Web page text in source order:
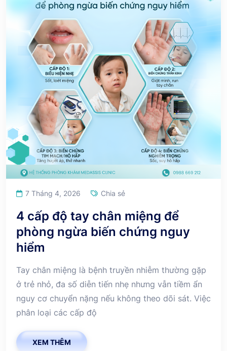
7 Tháng 4, 2026 Chia sẻ
4 cấp độ tay chân miệng để
phòng ngừa biến chứng nguy
hiểm
Tay chân miệng là bệnh truyền nhiễm thường gặp
ở trẻ nhỏ, đa số diễn tiến nhẹ nhưng vẫn tiềm ẩn
nguy cơ chuyển nặng nếu không theo dõi sát. Việc
phân loại các cấp độ
XEM THÊM